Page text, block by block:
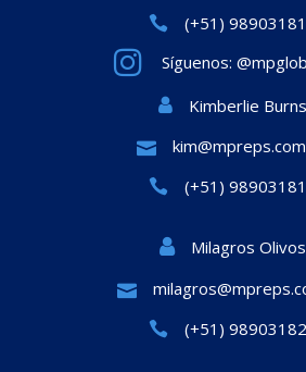
(+51)
Síguenos:
Kimberlie Burns
(+51)
Milagros Olivos
(+51)